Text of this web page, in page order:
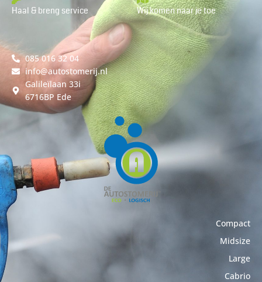
Haal & breng service Wij komen naar je toe
085 016 32 04
info@autostomerij.nl
Galileïlaan 33i
6716BP Ede
Compact
Midsize
Large
Cabrio